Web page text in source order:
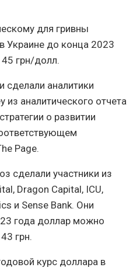
для гривны
Украине до конца 2023
грн/долл.
сделали аналитики
из аналитического отчета
о развитии
Page.
сделали участники из
Dragon Capital, ICU,
и Sense Bank. Они
года доллар можно
грн.
курс доллара в